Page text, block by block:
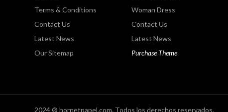
Terms & Conditions
Contact Us
Latest News
Our Sitemap
Woman Dress
Contact Us
Latest News
Purchase Theme
2024 ® hornetpapel.com. Todos los derechos reservados.